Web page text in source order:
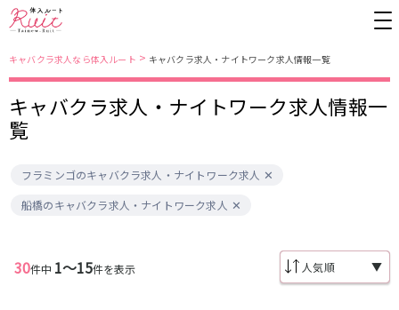
キャバクラ求人なら体入ルート > キャバクラ求人・ナイトワーク求人情報一覧
キャバクラ求人・ナイトワーク求人情報一
覧
フラミンゴのキャバクラ求人・ナイトワーク求人
船橋のキャバクラ求人・ナイトワーク求人
30件中 1〜15件を表示 ▼
東京都
錦糸町・亀戸
新橋
吉祥寺
町田
五反田
東京メトロ日比谷線
秋葉原駅
北千住駅
恵比寿駅
六本木駅